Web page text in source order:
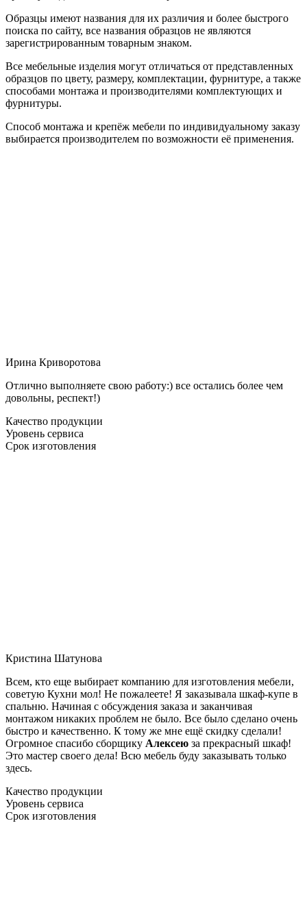
Образцы имеют названия для их различия и более быстрого
поиска по сайту, все названия образцов не являются
зарегистрированным товарным знаком.
Все мебельные изделия могут отличаться от представленных
образцов по цвету, размеру, комплектации, фурнитуре, а также
способами монтажа и производителями комплектующих и
фурнитуры.
Способ монтажа и крепёж мебели по индивидуальному заказу
выбирается производителем по возможности её применения.
Ирина Криворотова
Отлично выполняете свою работу:) все остались более чем
довольны, респект!)
Качество продукции
Уровень сервиса
Срок изготовления
Кристина Шатунова
Всем, кто еще выбирает компанию для изготовления мебели,
советую Кухни мол! Не пожалеете! Я заказывала шкаф-купе в
спальню. Начиная с обсуждения заказа и заканчивая
монтажом никаких проблем не было. Все было сделано очень
быстро и качественно. К тому же мне ещё скидку сделали!
Огромное спасибо сборщику Алексею за прекрасный шкаф!
Это мастер своего дела! Всю мебель буду заказывать только
здесь.
Качество продукции
Уровень сервиса
Срок изготовления